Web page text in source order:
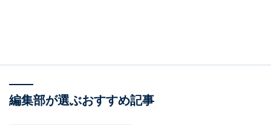
編集部が選ぶおすすめ記事